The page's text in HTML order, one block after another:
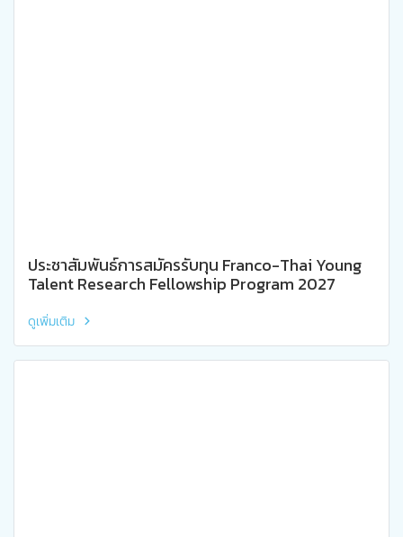
ประชาสัมพันธ์การสมัครรับทุน Franco-Thai Young
Talent Research Fellowship Program 2027
ดูเพิ่มเติม